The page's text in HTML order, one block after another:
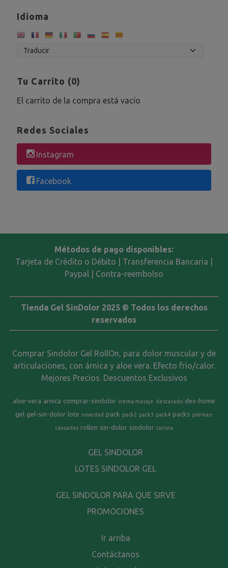
Idioma
Tu Carrito (0)
El carrito de la compra está vacío
Redes Sociales
Instagram
Facebook
Métodos de pago disponibles:
Tarjeta de Crédito o Débito | Transferencia Bancaria |
Paypal | Contra-reembolso
Tienda Gel SinDolor 2025 © Todos los derechos
reservados
Comprar Sindolor Gel RollOn, para dolor muscular y de
articulaciones, con árnica y aloe vera. Efecto frío/calor.
Mejores Precios. Descuentos Exclusivos
aloe-vera arnica comprar-sindolor crema-masaje destacado dex-home
gel gel-sin-dolor lote novedad pack pack2 pack3 pack4 packs piernas-
cansadas rollon sin-dolor sindolor tarrina
GEL SINDOLOR
LOTES SINDOLOR GEL
GEL SINDOLOR PARA QUE SIRVE
PROMOCIONES
Ir arriba
Contáctanos